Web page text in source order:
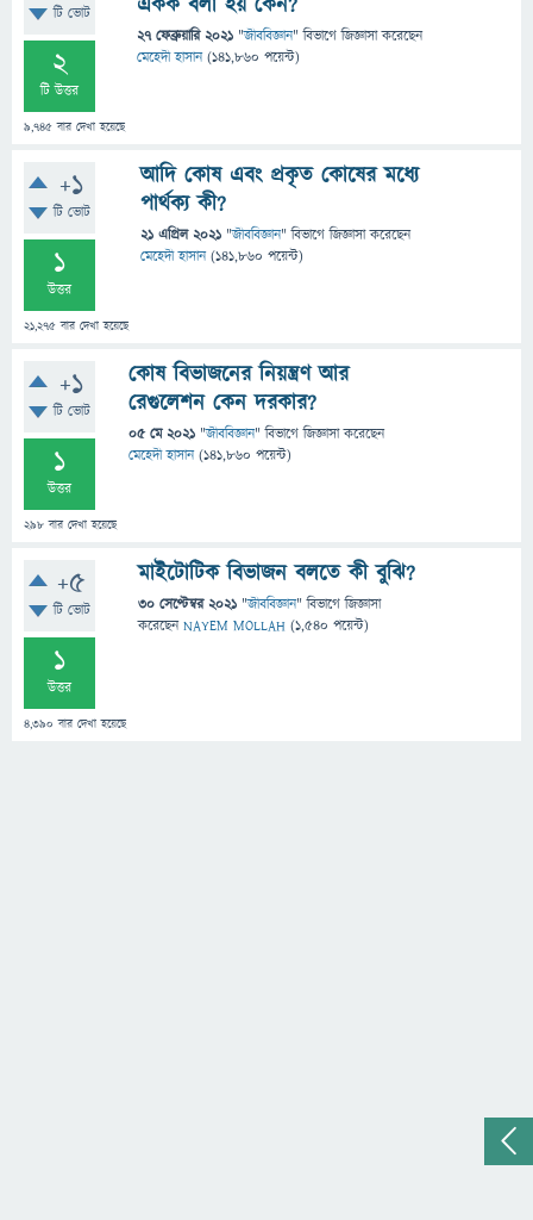
টি ভোট
2
টি উত্তর
9,745 বার দেখা হয়েছে
27 ফেব্রুয়ারি 2021 "জীববিজ্ঞান" বিভাগে জিজ্ঞাসাকরেছেন
মেহেদী হাসান (141,860 পয়েন্ট)
+1
টি ভোট
1
উত্তর
21,275 বার দেখা হয়েছে
আদি কোষ এবং প্রকৃত কোষের মধ্যে
পার্থক্য কী?
21 এপ্রিল 2021 "জীববিজ্ঞান" বিভাগে জিজ্ঞাসাকরেছেন
মেহেদী হাসান (141,860 পয়েন্ট)
+1
টি ভোট
1
উত্তর
298 বার দেখা হয়েছে
কোষ বিভাজনের নিয়ন্ত্রণ আর
রেগুলেশন কেন দরকার?
05 মে 2021 "জীববিজ্ঞান" বিভাগে জিজ্ঞাসাকরেছেন
মেহেদী হাসান (141,860 পয়েন্ট)
+5
টি ভোট
1
উত্তর
4,390 বার দেখা হয়েছে
মাইটোটিক বিভাজন বলতে কী বুঝি?
30 সেপ্টেম্বর 2021 "জীববিজ্ঞান" বিভাগে জিজ্ঞাসা
করেছেনNAYEM MOLLAH (1,540 পয়েন্ট)